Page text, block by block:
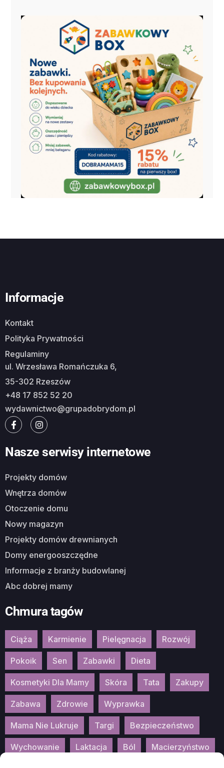
Informacje
Kontakt
Polityka Prywatności
Regulaminy
ul. Wrzesława Romańczuka 6,
35-302 Rzeszów
+48 17 852 52 20
wydawnictwo@grupadobrydom.pl
Nasze serwisy internetowe
Projekty domów
Wnętrza domów
Otoczenie domu
Nowy magazyn
Projekty domów drewnianych
Domy energooszczędne
Informacje z branży budowlanej
Abc dobrej mamy
Chmura tagów
Ciąża Karmienie Pielęgnacja Rozwój
Pokoik Sen Zabawki Dieta
Kosmetyki Dla Mamy Skóra Tata Zakupy
Zabawa Zdrowie Wyprawka
Mama Nie Lukruje Targi Bezpieczeństwo
Wychowanie Laktacja Ból Macierzyństwo